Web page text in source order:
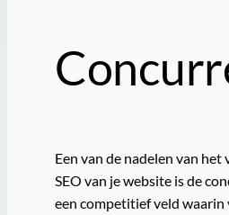
Een van de nadelen van het
SEO van je website is de
een competitief veld waarin